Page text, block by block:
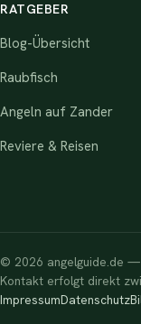
RATGEBER
Blog-Übersicht
Raubfisch
Angeln auf Zander
Reviere & Reisen
© 2026 angelguide.de —
Kontakt erfolgt direkt
ImpressumDatenschutz